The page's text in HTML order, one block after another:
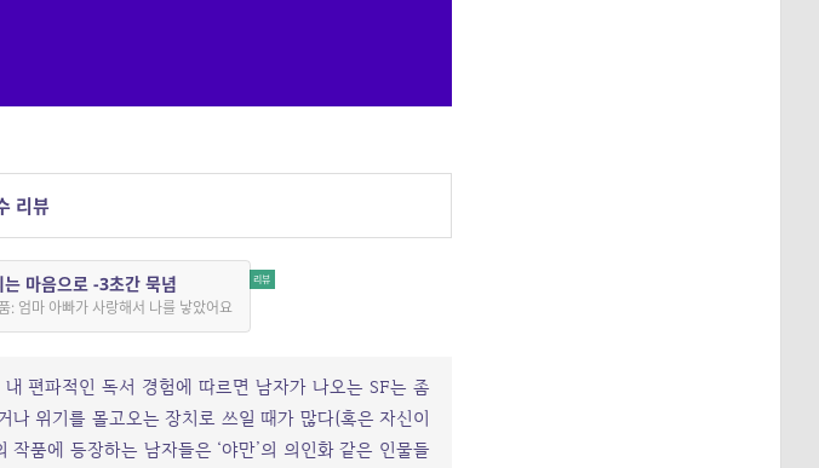
리뷰
마음으로 -3초간 묵념
: 엄마 아빠가 사랑해서 나를 낳았어요
편파적인 독서 경험에 따르면 남자가 나오는 SF는 좀
위기를 몰고오는 장치로 쓰일 때가 많다(혹은 자신이
품에 등장하는 남자들은 ‘야만’의 의인화 같은 인물들